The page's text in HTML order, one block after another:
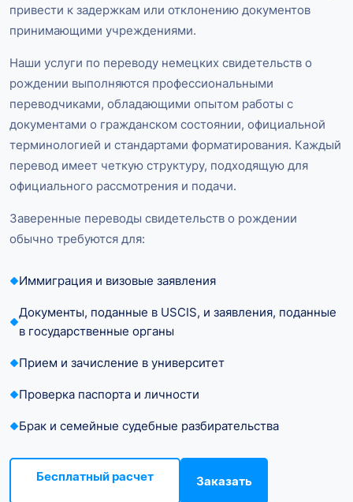
привести к задержкам или отклонению документов
принимающими учреждениями.
Наши услуги по переводу немецких свидетельств о
рождении выполняются профессиональными
переводчиками, обладающими опытом работы с
документами о гражданском состоянии, официальной
терминологией и стандартами форматирования. Каждый
перевод имеет четкую структуру, подходящую для
официального рассмотрения и подачи.
Заверенные переводы свидетельств о рождении
обычно требуются для:
Иммиграция и визовые заявления
Документы, поданные в USCIS, и заявления, поданные
в государственные органы
Прием и зачисление в университет
Проверка паспорта и личности
Брак и семейные судебные разбирательства
Бесплатный расчет Заказать